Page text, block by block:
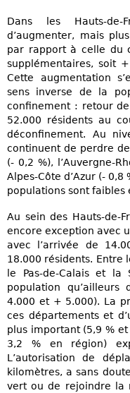
Dans les Hauts-de-
d’augmenter, mais
par rapport à celle du
supplémentaires, soit
Cette augmentation
sens inverse de la
confinement : retour
52.000 résidents au
déconfinement. Au
continuent de perdre
(- 0,2 %), l’Auvergne-
Alpes-Côte d’Azur (-
populations sont faibles
Au sein des Hauts-de-
encore exception avec
avec l’arrivée de
18.000 résidents. Entre
le Pas-de-Calais et la
population
4.000 et + 5.000). La
ces départements et
plus important (5,9 %
3,2 % en région)
L’autorisation de
kilomètres, a sans
vert ou de rejoindre la